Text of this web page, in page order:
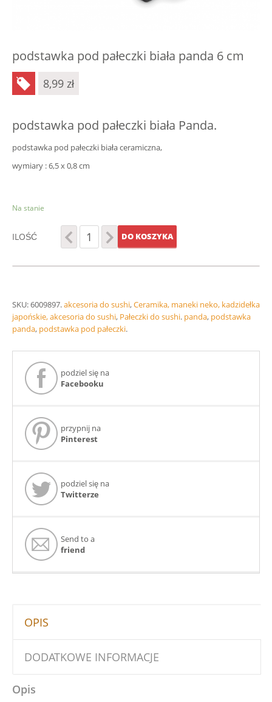
podstawka pod pałeczki biała panda 6 cm
8,99 zł
podstawka pod pałeczki biała Panda.
podstawka pod pałeczki biała ceramiczna,
wymiary : 6,5 x 0,8 cm
Na stanie
ILOŚĆ DO KOSZYKA
SKU:6009897.akcesoria do sushi,Ceramika, maneki neko, kadzidełka
japońskie, akcesoria do sushi, Pałeczki do sushi. panda, podstawka
panda, podstawka pod pałeczki.
podziel się na
Facebooku
przypnij na
Pinterest
podziel się na
Twitterze
Send to a
friend
OPIS
DODATKOWE INFORMACJE
Opis